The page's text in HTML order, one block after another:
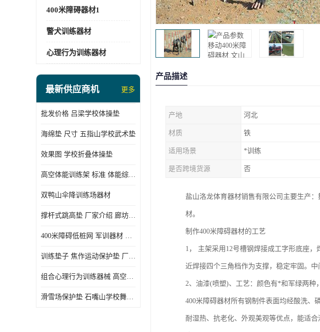
400米障碍器材1
警犬训练器材
心理行为训练器材
最新供应商机 更多
批发价格 吕梁学校体操垫
海绵垫 尺寸 五指山学校武术垫
效果图 学校折叠体操垫
高空体能训练架 标准 体能综合训练架
双鸭山伞降训练场器材
撑杆式跳高垫 厂家介绍 廊坊舞蹈室体操垫
400米障碍低桩网 军训器材 厂家实物图
训练垫子 焦作运动保护垫 厂家销售
组合心理行为训练器械 高空拓展训练架 守信厂家
滑雪场保护垫 石嘴山学校舞蹈垫
产品描述
产地 河北
材质 铁
适用场景 *训练
是否跨境货源 否
盐山洛龙体育器材销售有限公司主要生产
材。
制作400米障碍器材的工艺
1， 主架采用12号槽钢焊接成工字形底座
近焊接四个三角档作为支撑，稳定牢固。
2、油漆(喷塑)、工艺：颜色有*和军绿两种
400米障碍器材所有钢制件表面均经酸洗、
耐湿热、抗老化、外观美观等优点，能适